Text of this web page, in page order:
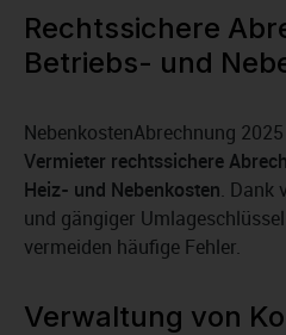
Rechtssichere
Betriebs- und
NebenkostenAbrechnung 2025
Vermieter rechtssichere
Heiz- und Nebenkosten. Dank
und gängiger
vermeiden häufige Fehler.
Verwaltung von